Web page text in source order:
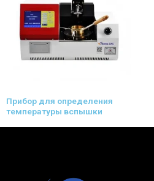
Прибор для определения
температуры вспышки